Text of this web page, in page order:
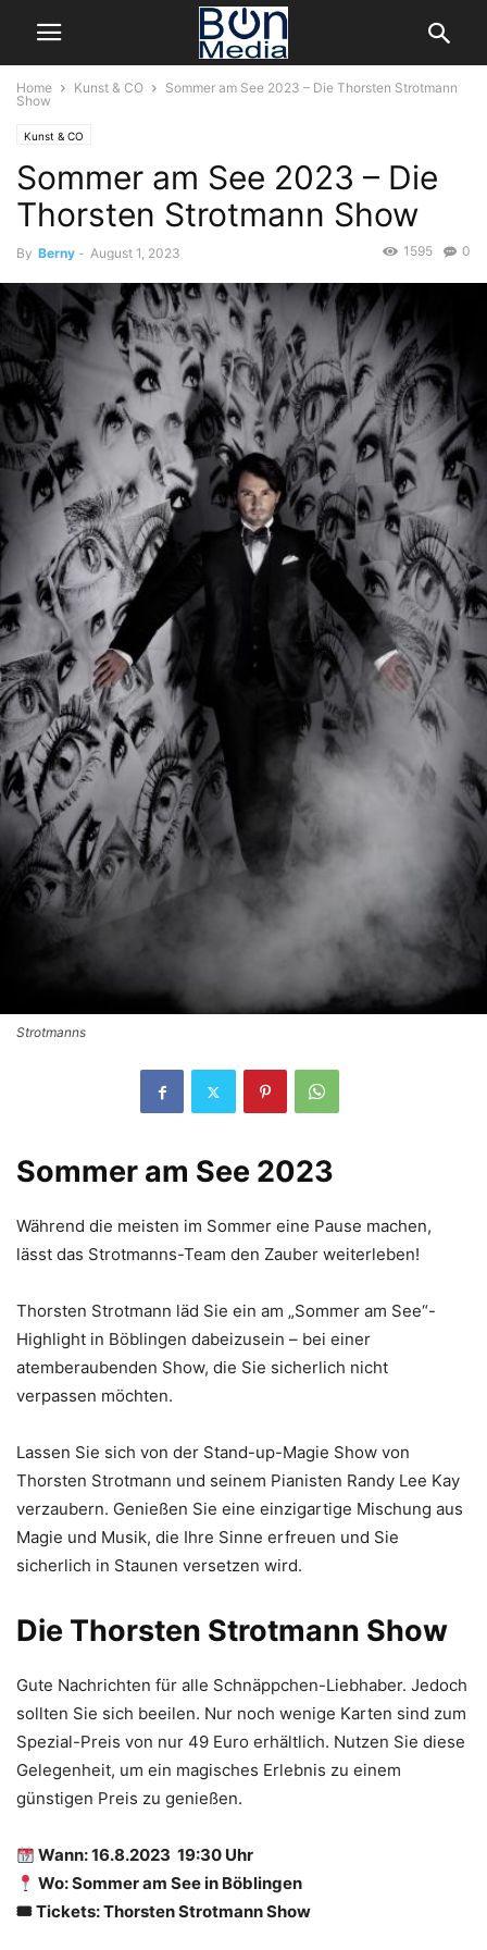
Home Kunst & CO
Sommer am See 2023 – Die Thorsten Strotmann
Show
Kunst & CO
Sommer am See 2023 – Die
Thorsten Strotmann Show
By Berny - August 1, 2023 0
1595
Strotmanns
Sommer am See 2023
Während die meisten im Sommer eine Pause machen,
lässt das Strotmanns-Team den Zauber weiterleben!
Thorsten Strotmann läd Sie ein am „Sommer am See“-
Highlight in Böblingen dabeizusein – bei einer
atemberaubenden Show, die Sie sicherlich nicht
verpassen möchten.
Lassen Sie sich von der Stand-up-Magie Show von
Thorsten Strotmann und seinem Pianisten Randy Lee Kay
verzaubern. Genießen Sie eine einzigartige Mischung aus
Magie und Musik, die Ihre Sinne erfreuen und Sie
sicherlich in Staunen versetzen wird.
Die Thorsten Strotmann Show
Gute Nachrichten für alle Schnäppchen-Liebhaber. Jedoch
sollten Sie sich beeilen. Nur noch wenige Karten sind zum
Spezial-Preis von nur 49 Euro erhältlich. Nutzen Sie diese
Gelegenheit, um ein magisches Erlebnis zu einem
günstigen Preis zu genießen.
Wann: 16.8.2023 19:30 Uhr
Wo: Sommer am See in Böblingen
🎟 Tickets: Thorsten Strotmann Show